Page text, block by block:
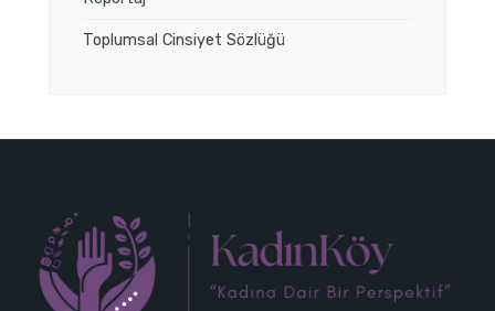
Toplumsal Cinsiyet Sözlüğü